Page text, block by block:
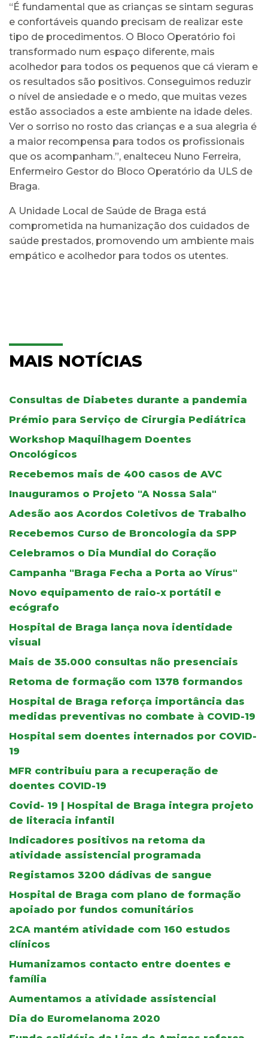
“É fundamental que as crianças se sintam seguras
e confortáveis quando precisam de realizar este
tipo de procedimentos. O Bloco Operatório foi
transformado num espaço diferente, mais
acolhedor para todos os pequenos que cá vieram e
os resultados são positivos. Conseguimos reduzir
o nível de ansiedade e o medo, que muitas vezes
estão associados a este ambiente na idade deles.
Ver o sorriso no rosto das crianças e a sua alegria é
a maior recompensa para todos os profissionais
que os acompanham.”, enalteceu Nuno Ferreira,
Enfermeiro Gestor do Bloco Operatório da ULS de
Braga.
A Unidade Local de Saúde de Braga está
comprometida na humanização dos cuidados de
saúde prestados, promovendo um ambiente mais
empático e acolhedor para todos os utentes.
MAIS NOTÍCIAS
Consultas de Diabetes durante a pandemia
Prémio para Serviço de Cirurgia Pediátrica
Workshop Maquilhagem Doentes
Oncológicos
Recebemos mais de 400 casos de AVC
Inauguramos o Projeto "A Nossa Sala"
Adesão aos Acordos Coletivos de Trabalho
Recebemos Curso de Broncologia da SPP
Celebramos o Dia Mundial do Coração
Campanha "Braga Fecha a Porta ao Vírus"
Novo equipamento de raio-x portátil e
ecógrafo
Hospital de Braga lança nova identidade
visual
Mais de 35.000 consultas não presenciais
Retoma de formação com 1378 formandos
Hospital de Braga reforça importância das
medidas preventivas no combate à COVID-19
Hospital sem doentes internados por COVID-
19
MFR contribuiu para a recuperação de
doentes COVID-19
Covid- 19 | Hospital de Braga integra projeto
de literacia infantil
Indicadores positivos na retoma da
atividade assistencial programada
Registamos 3200 dádivas de sangue
Hospital de Braga com plano de formação
apoiado por fundos comunitários
2CA mantém atividade com 160 estudos
clínicos
Humanizamos contacto entre doentes e
família
Aumentamos a atividade assistencial
Dia do Euromelanoma 2020